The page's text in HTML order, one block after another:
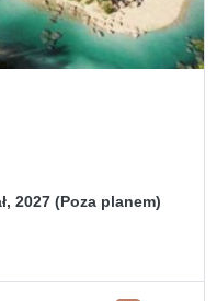
2027 (Poza planem)